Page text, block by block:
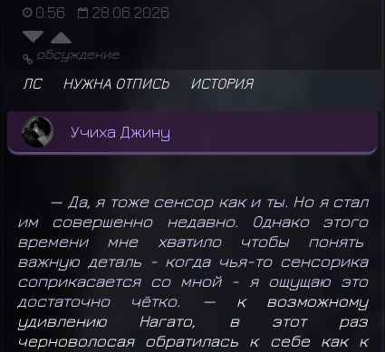
0:56 28.06.2026
обсуждение
ЛС НУЖНА ОТПИСЬ ИСТОРИЯ
Учиха Джину
— Да, я тоже сенсор как и ты. Но я стал
им совершенно недавно. Однако этого
времени мне хватило чтобы понять
важную деталь - когда чья-то сенсорика
соприкасается со мной - я ощущаю это
достаточно чётко. — к возможному
удивлению Нагато, в этот раз
черноволосая обратилась к себе как к